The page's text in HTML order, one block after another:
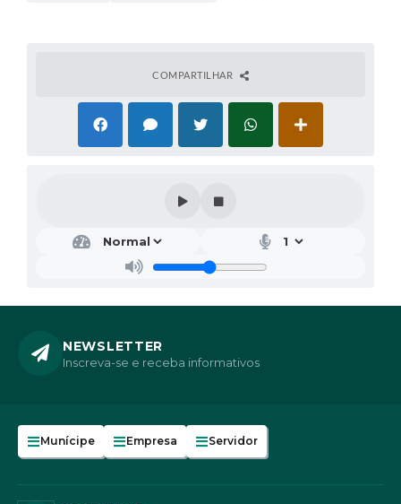
COMPARTILHAR
NEWSLETTER
Inscreva-se e receba informativos
Munícipe Empresa Servidor